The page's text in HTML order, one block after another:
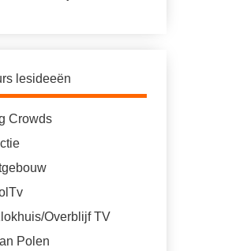
lesideeën
Crowds
Overblijf TV
Polen